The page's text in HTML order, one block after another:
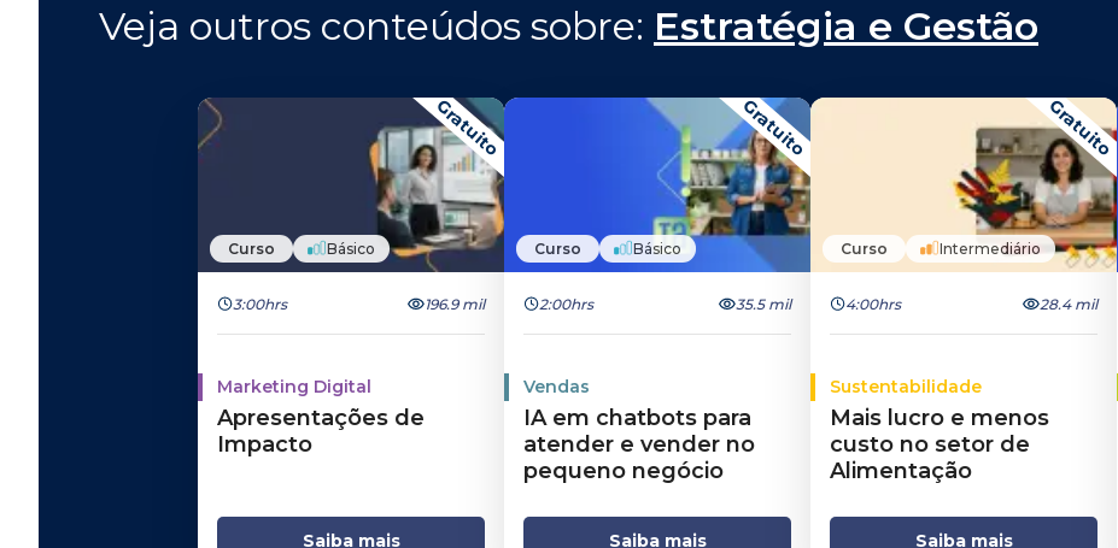
Veja outros conteúdos sobre: Estratégia e Gestão
Gratuito
Curso Básico
3:00hrs 196.9 mil
Marketing Digital
Apresentações de
Impacto
Saiba mais
Gratuito
Curso Básico
2:00hrs 35.5 mil
Vendas
IA em chatbots para
atender e vender no
pequeno negócio
Saiba mais
Gratuito
Curso Intermediário
4:00hrs 28.4 mil
Sustentabilidade
Mais lucro e menos
custo no setor de
Alimentação
Saiba mais